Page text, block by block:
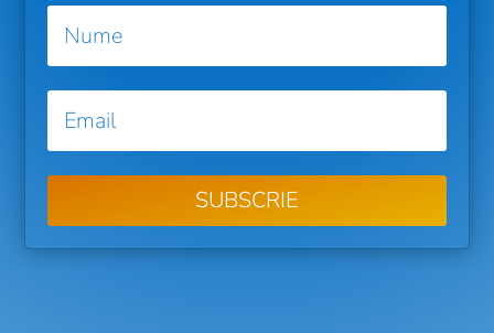
SUBSCRIE